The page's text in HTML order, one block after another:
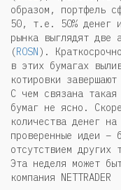
образом, портфель
50, т.е. 50% денег и
рынка выглядят две
(ROSN).
в этих бумагах
котировки
С чем связана такая
бумаг не ясно.
количества денег
проверенные идеи –
отсутствием
Эта неделя может
компания NETTRADER